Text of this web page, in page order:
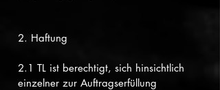
2. Haftung
2.1 TL ist berechtigt, sich hinsichtlich
einzelner zur Auftragserfüllung